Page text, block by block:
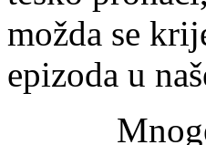
možda se
epizoda u
Mnoge od